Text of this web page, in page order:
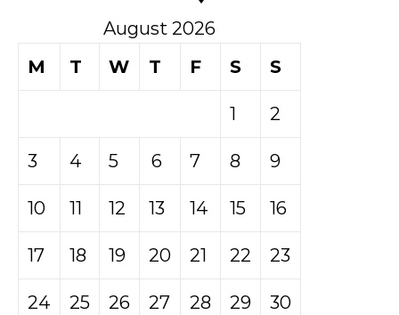
August 2026
M
T W T F S S
1 2
3 4 5 6 7 8 9
10 11 12 13 14 15 16
17 18 19 20 21 22 23
24 25 26 27 28 29 30